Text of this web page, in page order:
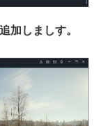
加しましす。